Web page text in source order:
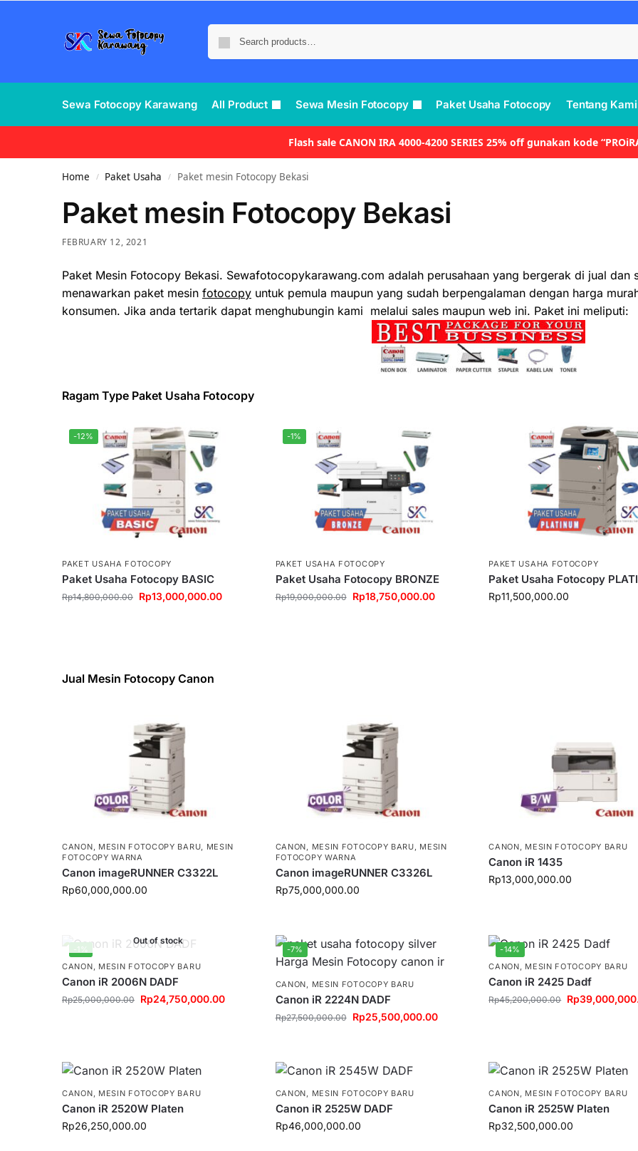
Sewa Fotocopy Karawang All Product Sewa Mesin Fotocopy Paket Usaha Fotocopy Tentang Kami
Flash sale CANON IRA 4000-4200 SERIES 25% off gunakan kode
Home / Paket Usaha / Paket mesin Fotocopy Bekasi
Paket mesin Fotocopy Bekasi
FEBRUARY 12, 2021
Paket Mesin Fotocopy Bekasi. Sewafotocopykarawang.com adalah perusahaan yang bergerak di jual dan
menawarkan paket mesin fotocopy untuk pemula maupun yang sudah berpengalaman dengan harga
konsumen. Jika anda tertarik dapat menghubungin kami melalui sales maupun web ini. Paket ini meliputi:
Ragam Type Paket Usaha Fotocopy
-12%
PAKET USAHA FOTOCOPY
Paket Usaha Fotocopy BASIC
Rp14,800,000.00 Rp13,000,000.00
-1%
PAKET USAHA FOTOCOPY
Paket Usaha Fotocopy BRONZE
Rp19,000,000.00 Rp18,750,000.00
PAKET USAHA FOTOCOPY
Paket Usaha Fotocopy
Rp11,500,000.00
Jual Mesin Fotocopy Canon
CANON, MESIN FOTOCOPY BARU, MESIN
FOTOCOPY WARNA
Canon imageRUNNER C3322L
Rp60,000,000.00
CANON, MESIN FOTOCOPY BARU, MESIN
FOTOCOPY WARNA
Canon imageRUNNER C3326L
Rp75,000,000.00
CANON, MESIN FOTOCOPY BARU
Canon iR 1435
Rp13,000,000.00
-1%
Out of stock
CANON, MESIN FOTOCOPY BARU
Canon iR 2006N DADF
Rp25,000,000.00 Rp24,750,000.00
-7%
CANON, MESIN FOTOCOPY BARU
Canon iR 2224N DADF
Rp27,500,000.00 Rp25,500,000.00
-14%
CANON, MESIN FOTOCOPY BARU
Canon iR 2425 Dadf
Rp45,200,000.00 Rp
CANON, MESIN FOTOCOPY BARU
Canon iR 2520W Platen
Rp26,250,000.00
CANON, MESIN FOTOCOPY BARU
Canon iR 2525W DADF
Rp46,000,000.00
CANON, MESIN FOTOCOPY BARU
Canon iR 2525W Platen
Rp32,500,000.00